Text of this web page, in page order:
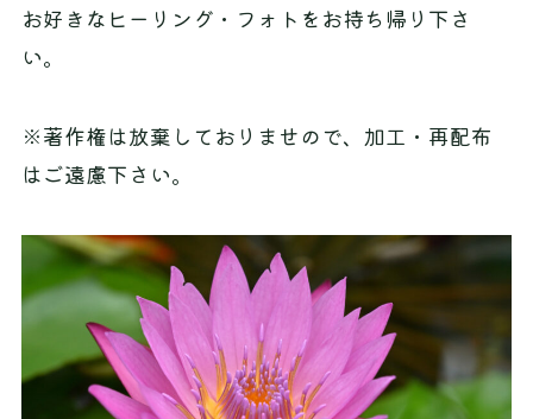
お好きなヒーリング・フォトをお持ち帰り下さ
い。
※著作権は放棄しておりませので、加工・再配布
はご遠慮下さい。